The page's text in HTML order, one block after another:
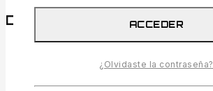
Destacar
El Mejor Vendedor
Nuevas Llegadas
ACCEDER
¿Olvidaste la contraseña?